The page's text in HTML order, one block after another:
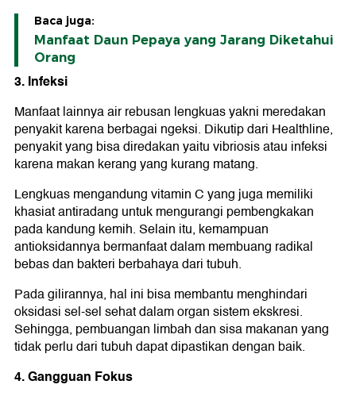
Baca juga:
Manfaat Daun Pepaya yang Jarang Diketahui
Orang
3. Infeksi
Manfaat lainnya air rebusan lengkuas yakni meredakan
penyakit karena berbagai ngeksi. Dikutip dari Healthline,
penyakit yang bisa diredakan yaitu vibriosis atau infeksi
karena makan kerang yang kurang matang.
Lengkuas mengandung vitamin C yang juga memiliki
khasiat antiradang untuk mengurangi pembengkakan
pada kandung kemih. Selain itu, kemampuan
antioksidannya bermanfaat dalam membuang radikal
bebas dan bakteri berbahaya dari tubuh.
Pada gilirannya, hal ini bisa membantu menghindari
oksidasi sel-sel sehat dalam organ sistem ekskresi.
Sehingga, pembuangan limbah dan sisa makanan yang
tidak perlu dari tubuh dapat dipastikan dengan baik.
4. Gangguan Fokus